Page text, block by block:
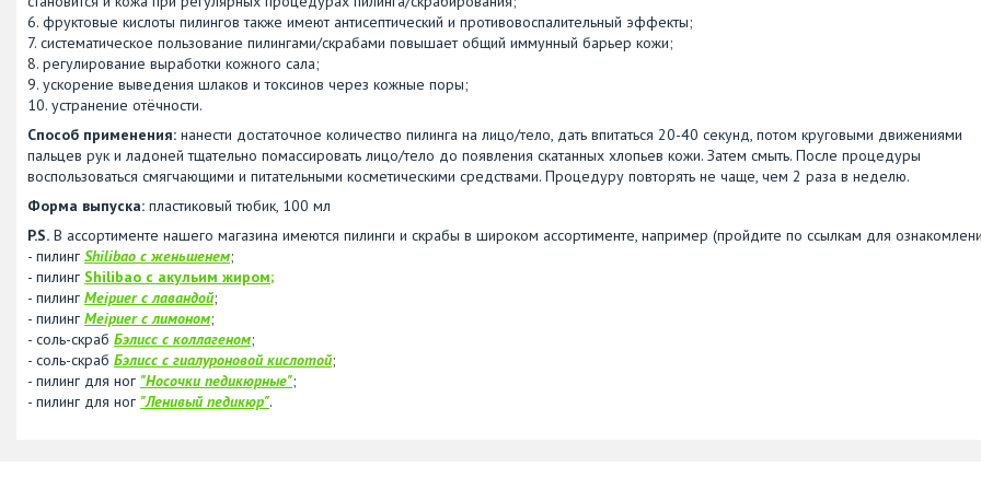
6. фруктовые кислоты пилингов также имеют антисептический и противовоспалительный эффекты;
7. систематическое пользование пилингами/скрабами повышает общий иммунный барьер кожи;
8. регулирование выработки кожного сала;
9. ускорение выведения шлаков и токсинов через кожные поры;
10. устранение отёчности.
Способ применения: нанести достаточное количество пилинга на лицо/тело, дать впитаться 20-40 секунд, потом круговыми движениями
пальцев рук и ладоней тщательно помассировать лицо/тело до появления скатанных хлопьев кожи. Затем смыть. После процедуры
воспользоваться смягчающими и питательными косметическими средствами. Процедуру повторять не чаще, чем 2 раза в неделю.
Форма выпуска: пластиковый тюбик, 100 мл
P.S. В ассортименте нашего магазина имеются пилинги и скрабы в широком ассортименте, например (пройдите по ссылкам для
- пилинг Shilibao с женьшенем;
- пилинг Shilibao с акульим жиром;
- пилинг Meipuer с лавандой;
- пилинг Meipuer с лимоном;
- соль-скраб Бэлисс с коллагеном;
- соль-скраб Бэлисс с гиалуроновой кислотой;
- пилинг для ног "Носочки педикюрные";
- пилинг для ног "Ленивый педикюр".